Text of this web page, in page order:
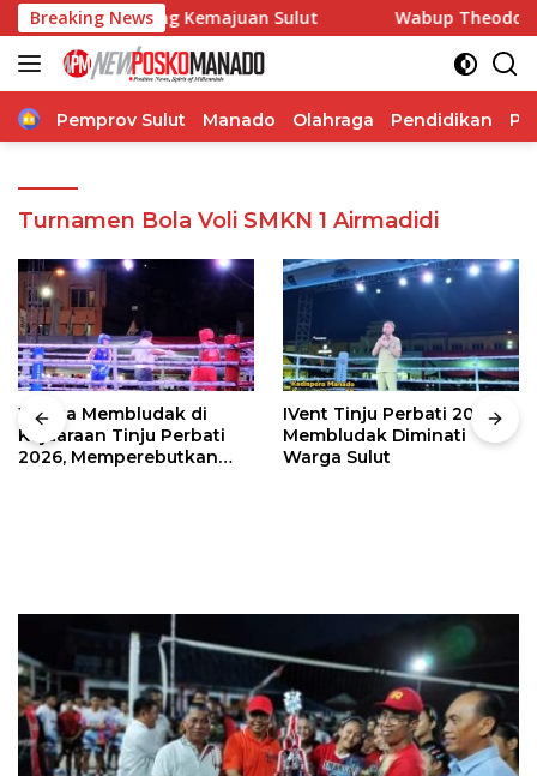
Langsung
ke
konten
Breaking News
Dorong Kemajuan Sulut Wabup Theodorus
Home
Pemprov Sulut Manado Olahraga Pendidikan
Turnamen Bola Voli SMKN 1 Airmadidi
Warga Membludak di
Kejuaraan Tinju Perbati
2026, Memperebutkan
IVent Tinju Perbati 2026
Membludak Diminati
Warga Sulut